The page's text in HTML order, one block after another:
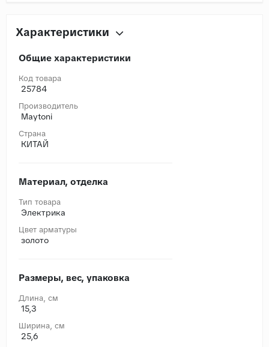
Характеристики
Общие характеристики
Код товара
25784
Производитель
Maytoni
Страна
КИТАЙ
Материал, отделка
Тип товара
Электрика
Цвет арматуры
золото
Размеры, вес, упаковка
Длина, cм
15,3
Ширина, cм
25,6